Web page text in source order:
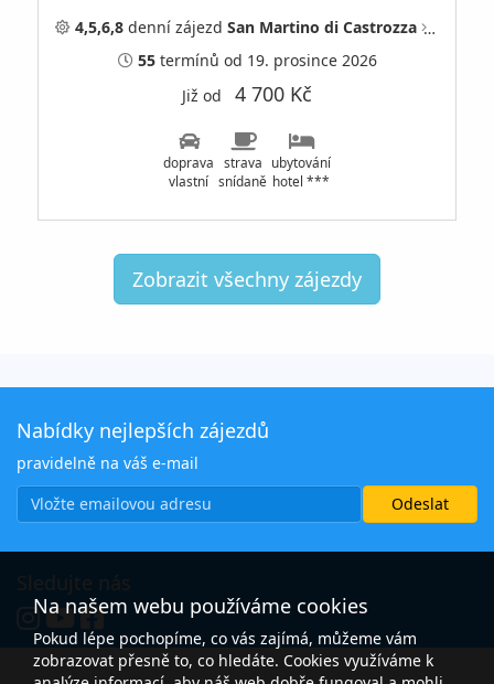
4,5,6,8 denní zájezd San Martino di Castrozza
55termínů od 19. prosince 2026
Již od 4 700 Kč
doprava
vlastní
strava
snídaně
ubytování
hotel ***
Zobrazit všechny zájezdy
Nabídky nejlepších zájezdů
pravidelně na váš e-mail
Na našem webu používáme cookies
Pokud lépe pochopíme, co vás zajímá, můžeme vám
zobrazovat přesně to, co hledáte. Cookies využíváme k